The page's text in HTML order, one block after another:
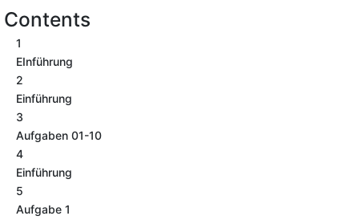
Contents
1
EInführung
2
Einführung
3
Aufgaben 01-10
4
Einführung
5
Aufgabe 1